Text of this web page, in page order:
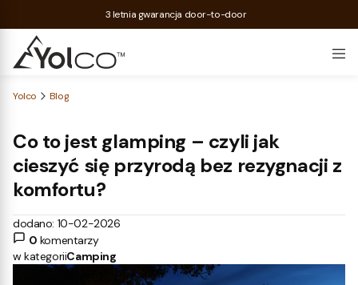
3 letnia gwarancja door-to-door
Yolco Blog
Co to jest glamping – czyli jak
cieszyć się przyrodą bez rezygnacji z
komfortu?
dodano: 10-02-2026
0 komentarzy
w kategoriiCamping